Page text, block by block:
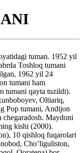
tuman. 1952 yil
Toshloq tumani
1962 yil 24
tumani ham
tumani qayta tuzildi).
Oltiariq,
Pop tumani, Andijon
Maydoni
kishi (2000).
10 qishloq fuqarolari
Cho’liguliston,